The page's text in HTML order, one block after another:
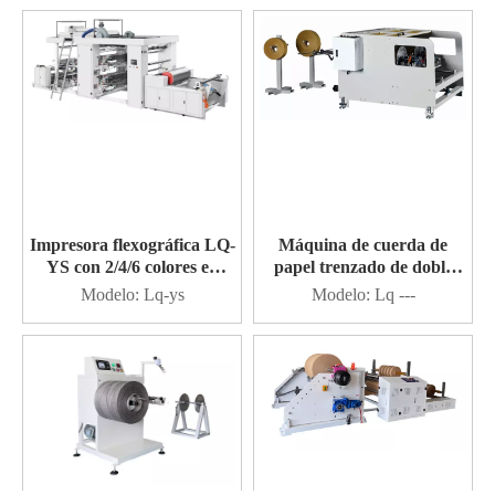
Impresora flexográfica LQ-
YS con 2/4/6 colores en
línea
Modelo: Lq-ys
Máquina de cuerda de
papel trenzado de doble
estación
Modelo: Lq ---